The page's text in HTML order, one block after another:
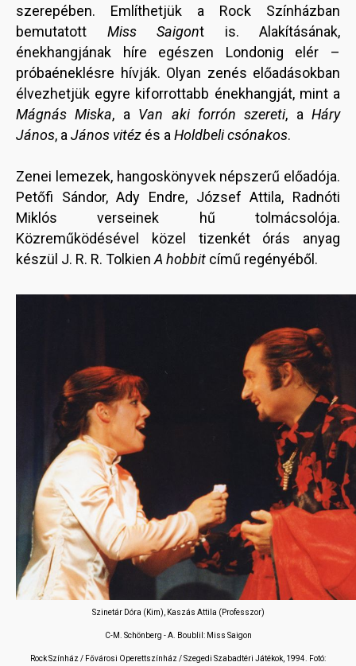
szerepében. Említhetjük a Rock Színházban
bemutatott Miss Saigont is. Alakításának,
énekhangjának híre egészen Londonig elér –
próbaéneklésre hívják. Olyan zenés előadásokban
élvezhetjük egyre kiforrottabb énekhangját, mint a
Mágnás Miska, a Van aki forrón szereti, a Háry
János, aJános vitéz és aHoldbeli csónakos.
Zenei lemezek, hangoskönyvek népszerű előadója.
Petőfi Sándor, Ady Endre, József Attila, Radnóti
Miklós verseinek hű tolmácsolója.
Közreműködésével közel tizenkét órás anyag
készül J. R. R. TolkienA hobbit című regényéből.
Szinetár Dóra (Kim), Kaszás Attila (Professzor)
C-M. Schönberg - A. Boublil: Miss Saigon
Rock Színház / Fővárosi Operettszínház / Szegedi Szabadtéri Játékok, 1994. Fotó: